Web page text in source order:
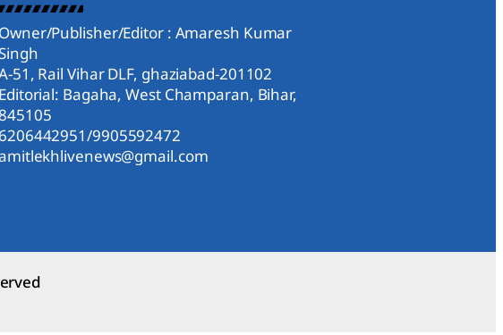
Owner/Publisher/Editor : Amaresh Kumar
51, Rail Vihar DLF, ghaziabad-201102
Editorial: Bagaha, West Champaran, Bihar,
6206442951/9905592472